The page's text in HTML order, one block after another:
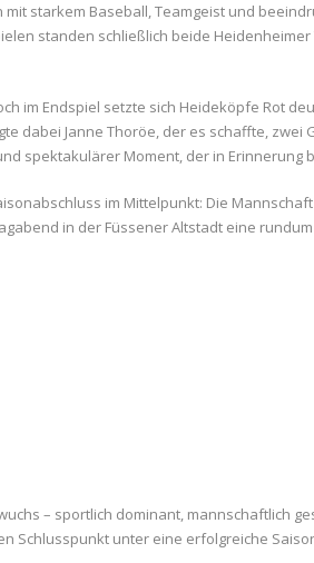
starkem Baseball, Teamgeist und
standen schließlich beide Heidenheimer
im Endspiel setzte sich Heideköpfe Rot
dabei Janne Thoröe, der es schaffte, zwei
spektakulärer Moment, der in Erinnerung
im Mittelpunkt: Die Mannschaft
in der Füssener Altstadt eine
– sportlich dominant, mannschaftlich
Schlusspunkt unter eine erfolgreiche